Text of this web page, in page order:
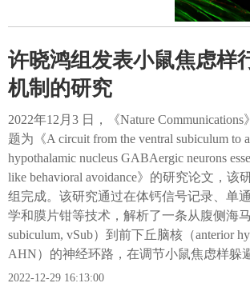
许晓鸿组发表小鼠焦虑样
机制的研究
2022年12月3 日，《Nature
题为《A circuit from the ventral subiculum to
hypothalamic nucleus GABAergic neurons
like behavioral avoidance》的研究论文，该
组完成。该研究通过在体钙信号记录、单
学和膜片钳等技术，解析了一条从腹侧海
subiculum, vSub）到前下丘脑核（anterior
AHN）的神经环路，在调节小鼠焦虑样躲
2022-12-29 16:13:00